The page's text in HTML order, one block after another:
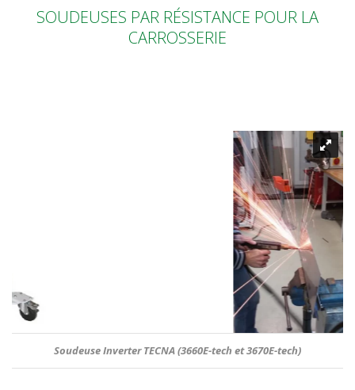
SOUDEUSES PAR RÉSISTANCE POUR LA
CARROSSERIE
Soudeuse Inverter TECNA (3660E-tech et 3670E-tech)